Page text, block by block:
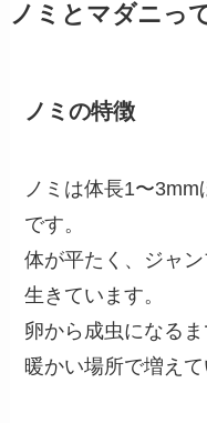
ノミとマダニっ
ノミの特徴
ノミは体長1〜
です。
体が平たく、ジャ
生きています。
卵から成虫になる
暖かい場所で増えて